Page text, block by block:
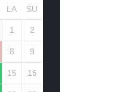
LA SU
1 2
8 9
15 16